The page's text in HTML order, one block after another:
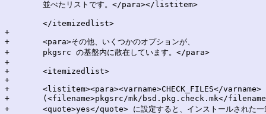
+
+	<para>その他、いくつかのオプションが、
+	pkgsrc の基盤内に散在しています。</para>
+
+	<itemizedlist>
+
+	<listitem><para><varname>CHECK_FILES</varname>
+	(<filename>pkgsrc/mk/bsd.pkg.check.mk</filename>) を
+	<quote>yes</quote> に設定すると、インストールされた一連のファイルが